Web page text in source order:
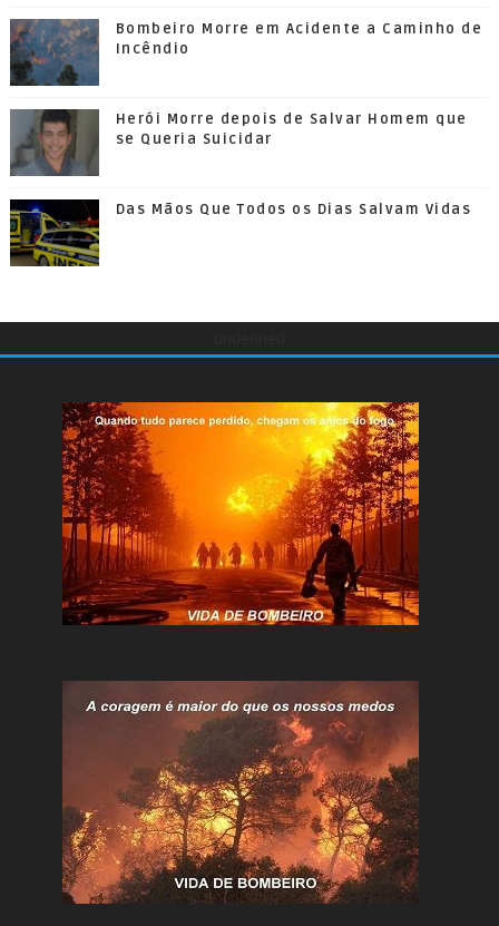
Bombeiro Morre em Acidente a Caminho de
Incêndio
Herói Morre depois de Salvar Homem que
se Queria Suicidar
Das Mãos Que Todos os Dias Salvam Vidas